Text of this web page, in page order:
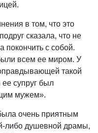
в том, что это
сказала, что не
покончить с собой.
всем ее миром. У
такой
супруг был
мужем».
очень приятным
либо душевной драмы,